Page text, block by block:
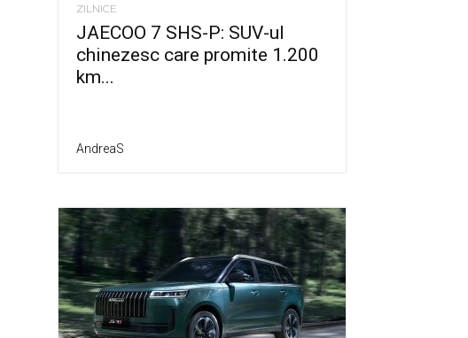
ZILNICE
JAECOO 7 SHS-P: SUV-ul
chinezesc care promite 1.200
km...
AndreaS